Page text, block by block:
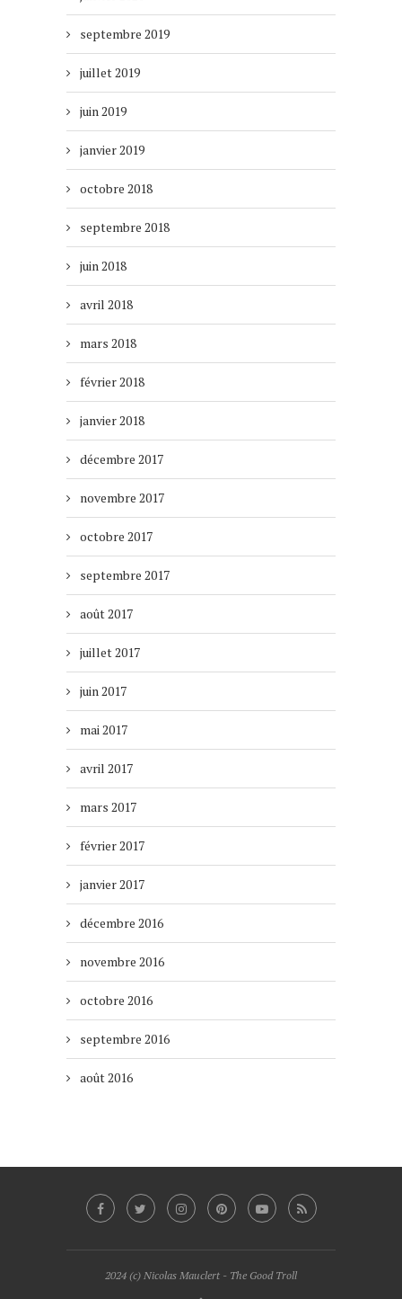
septembre 2019
juillet 2019
juin 2019
janvier 2019
octobre 2018
septembre 2018
juin 2018
avril 2018
mars 2018
février 2018
janvier 2018
décembre 2017
novembre 2017
octobre 2017
septembre 2017
août 2017
juillet 2017
juin 2017
mai 2017
avril 2017
mars 2017
février 2017
janvier 2017
décembre 2016
novembre 2016
octobre 2016
septembre 2016
août 2016
2024 (c) Nicolas Mauclert - The Good Troll